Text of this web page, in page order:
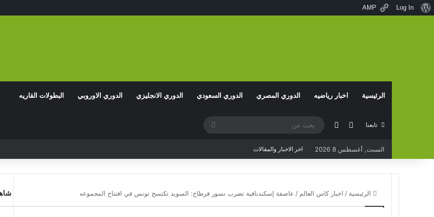
نبذةLog In
AMP
الرئيسية اخبار رياضيه الدوري المصري الدوري السعودي الدوري الانجليزي الدوري الاوروبي البطولات القاريه
تابعنا مقال عشوائي
الوضع المظلم
السبت, أغسطس 8 2026 اخر الاخبار والمقالات
الرئيسية / اخبار كاس العالم / عاصفة إسكندنافية تضرب نسور قرطاج: السويد تكتسح تونس في افتتاح المجموعه